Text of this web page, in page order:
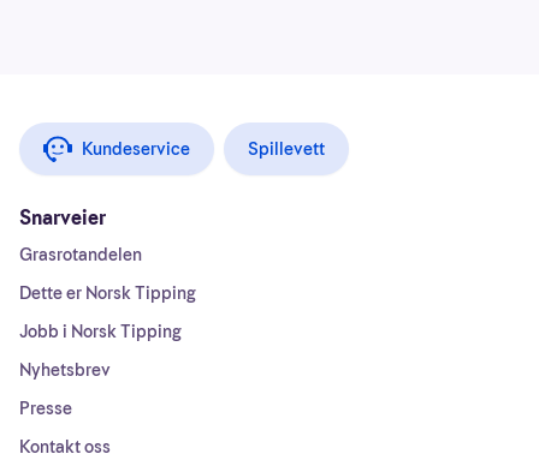
Kundeservice Spillevett
Snarveier
Grasrotandelen
Dette er Norsk Tipping
Jobb i Norsk Tipping
Nyhetsbrev
Presse
Kontakt oss